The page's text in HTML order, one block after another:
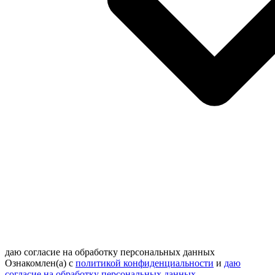
даю согласие на обработку персональных данных
Ознакомлен(а) с политикой конфиденциальности и даю